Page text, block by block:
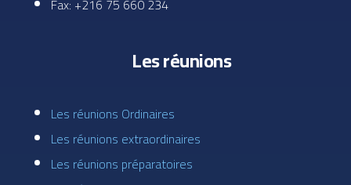
Fax: +216 75 660 234
Les réunions
Les réunions Ordinaires
Les réunions extraordinaires
Les réunions préparatoires